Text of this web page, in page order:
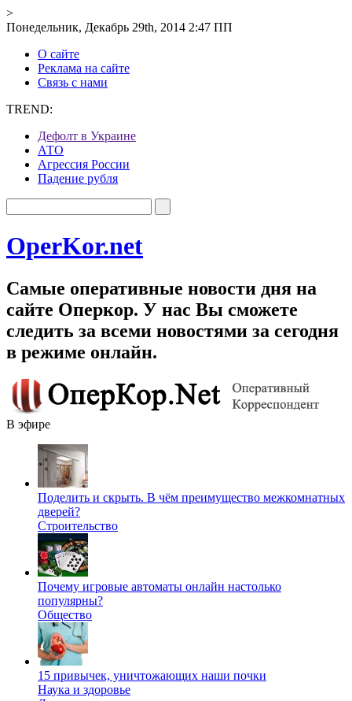
>
Понедельник, Декабрь 29th, 2014 2:47 ПП
О сайте
Реклама на сайте
Связь с нами
TREND:
Дефолт в Украине
АТО
Агрессия России
Падение рубля
OperKor.net
Самые оперативные новости дня на
сайте Оперкор. У нас Вы сможете
следить за всеми новостями за сегодня
в режиме онлайн.
В эфире
Поделить и скрыть. В чём преимущество межкомнатных
дверей?
Строительство
Почему игровые автоматы онлайн настолько
популярны?
Общество
15 привычек, уничтожающих наши почки
Наука и здоровье